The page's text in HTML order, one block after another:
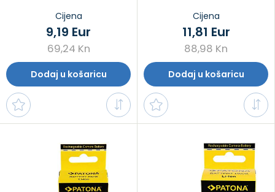
Cijena
69,24 Kn
9,19 Eur
Dodaj u košaricu
Cijena
88,98 Kn
11,81 Eur
Dodaj u košaricu